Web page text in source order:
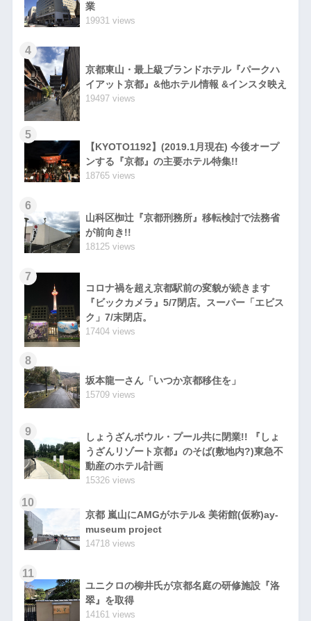
業
19931 views
4
京都東山・最上級ブランドホテル『パークハ
イアット京都』&他ホテル情報 &インスタ映え
19497 views
5
【KYOTO1192】(2019.1月現在) 今後オープ
ンする『京都』の主要ホテル特集!!
18765 views
6
山科区椥辻『京都刑務所』移転検討で法務省
が前向き!!
18125 views
7
コロナ禍を超え京都駅前の変貌が続きます
『ビックカメラ』5/7閉店。スーパー「エビス
ク」7/末閉店。
17404 views
8
坂本龍一さん「いつか京都移住を」
15709 views
9
しょうざんボウル・プール共に閉業!! 『しょ
うざんリゾート京都』のそば(敷地内?)東急不
動産のホテル計画
15326 views
10
京都 嵐山にAMGがホテル& 美術館(仮称)ay-
museum project
14718 views
11
ユニクロの柳井氏が京都名庭の研修施設『洛
翠』を取得
14161 views